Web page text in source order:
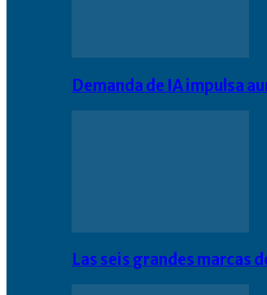
Demanda de IA impulsa
Las seis grandes marcas